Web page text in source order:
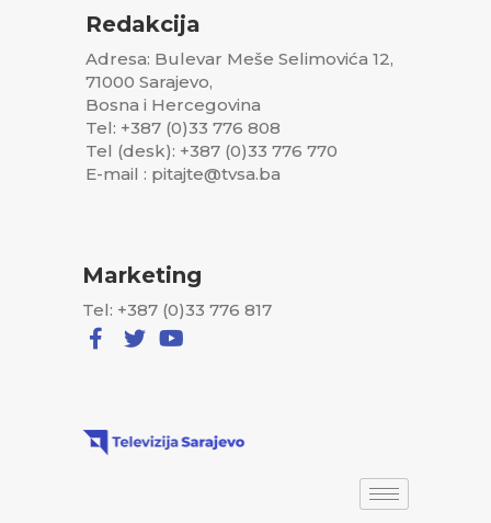
Redakcija
Adresa: Bulevar Meše Selimovića 12,
71000 Sarajevo,
Bosna i Hercegovina
Tel: +387 (0)33 776 808
Tel (desk): +387 (0)33 776 770
E-mail : pitajte@tvsa.ba
Marketing
Tel: +387 (0)33 776 817